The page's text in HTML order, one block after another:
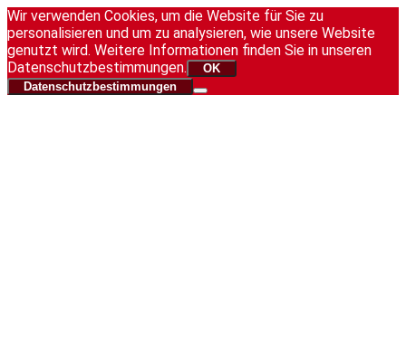
Wir verwenden Cookies, um die Website für Sie zu
personalisieren und um zu analysieren, wie unsere Website
genutzt wird. Weitere Informationen finden Sie in unseren
Datenschutzbestimmungen.
OK
Datenschutzbestimmungen